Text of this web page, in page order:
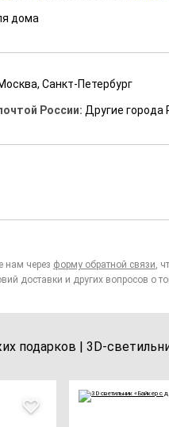
дома
Санкт-Петербург
России:Другие города
нам через форму обратной связи,
доставки и других вопросов о
подарков | 3D-